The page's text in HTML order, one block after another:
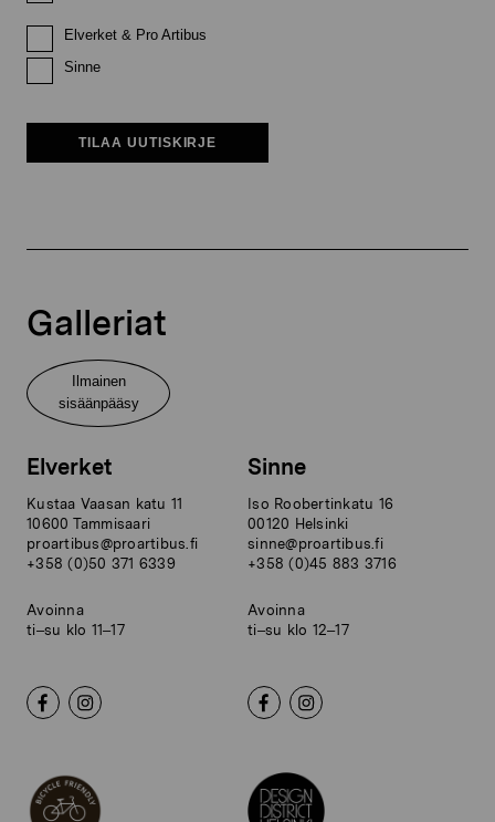
Elverket & Pro Artibus
Sinne
TILAA UUTISKIRJE
Galleriat
Ilmainen
sisäänpääsy
Elverket
Kustaa Vaasan katu 11
10600 Tammisaari
proartibus@proartibus.fi
+358 (0)50 371 6339
Avoinna
ti–su klo 11–17
Sinne
Iso Roobertinkatu 16
00120 Helsinki
sinne@proartibus.fi
+358 (0)45 883 3716
Avoinna
ti–su klo 12–17